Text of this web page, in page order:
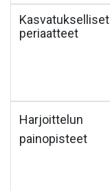
Kasvatukselliset
periaatteet
Harjoittelun
painopisteet